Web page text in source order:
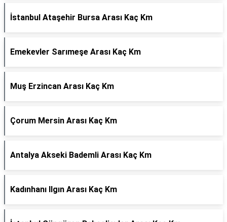
İstanbul Ataşehir Bursa Arası Kaç Km
Emekevler Sarımeşe Arası Kaç Km
Muş Erzincan Arası Kaç Km
Çorum Mersin Arası Kaç Km
Antalya Akseki Bademli Arası Kaç Km
Kadınhanı Ilgın Arası Kaç Km